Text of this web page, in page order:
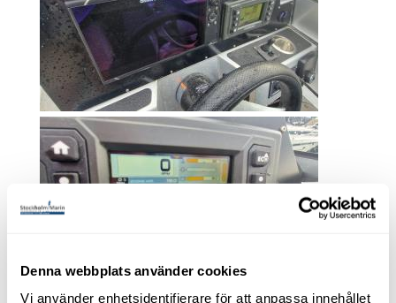
Denna webbplats använder cookies
Vi använder enhetsidentifierare för att anpassa innehållet